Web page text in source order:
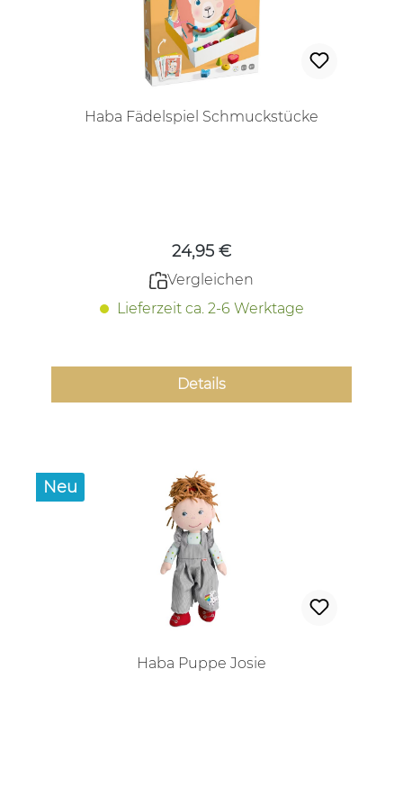
Haba Fädelspiel Schmuckstücke
24,95 €
Vergleichen
Lieferzeit ca. 2-6 Werktage
Details
Neu
Haba Puppe Josie